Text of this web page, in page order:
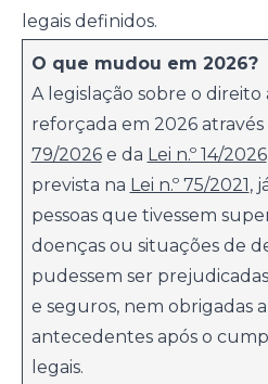
legais definidos.
O que mudou em 2026?
A legislação sobre o
reforçada em 2026 através
79/2026e da Lei n.º 14/2026
prevista na Lei n.º 75/2021 ,
pessoas que tivessem
doenças ou situações de
pudessem ser
e seguros, nem obrigadas
antecedentes após o
legais.